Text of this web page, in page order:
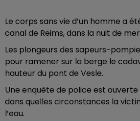
Le corps sans vie d’un homme a
canal de Reims, dans la nuit de
Les plongeurs des sapeurs-
pour ramener sur la berge le
hauteur du pont de Vesle.
Une enquête de police est
dans quelles circonstances la
l’eau.